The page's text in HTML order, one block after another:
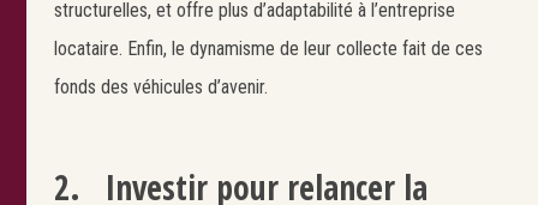
structurelles, et offre plus d’adaptabilité à l’entreprise
locataire. Enfin, le dynamisme de leur collecte fait de ces
fonds des véhicules d’avenir.
2. Investir pour relancer la